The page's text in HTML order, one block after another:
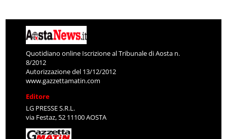
Quotidiano online Iscrizione al Tribunale di Aosta n.
8/2012
Autorizzazione del 13/12/2012
www.gazzettamatin.com
Editore
LG PRESSE S.R.L.
via Festaz, 52 11100 AOSTA